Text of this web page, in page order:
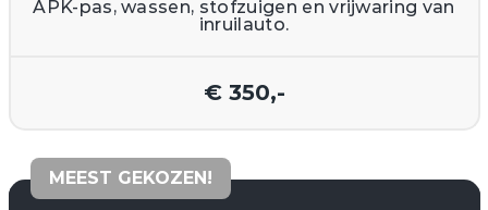
APK-pas, wassen, stofzuigen en vrijwaring van
inruilauto.
€ 350,-
MEEST GEKOZEN!